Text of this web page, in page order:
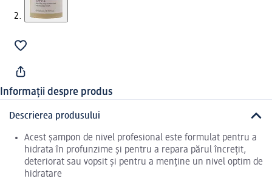
Informații despre produs
Descrierea produsului
Acest șampon de nivel profesional este formulat pentru a
hidrata în profunzime și pentru a repara părul încrețit,
deteriorat sau vopsit și pentru a menține un nivel optim de
hidratare